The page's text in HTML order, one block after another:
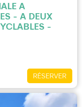
A
- A DEUX
-
RÉSERVER